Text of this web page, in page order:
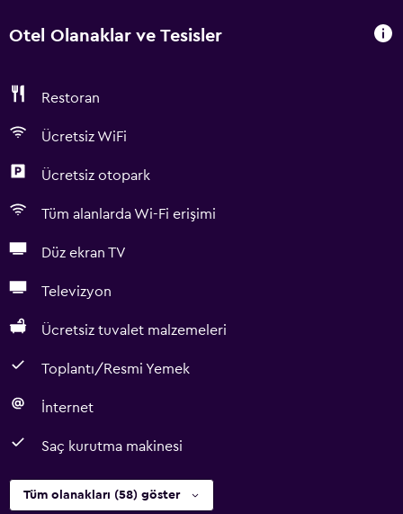
Otel Olanaklar ve Tesisler
Restoran
Ücretsiz WiFi
Ücretsiz otopark
Tüm alanlarda Wi-Fi erişimi
Düz ekran TV
Televizyon
Ücretsiz tuvalet malzemeleri
Toplantı/Resmi Yemek
İnternet
Saç kurutma makinesi
Tüm olanakları (58) göster